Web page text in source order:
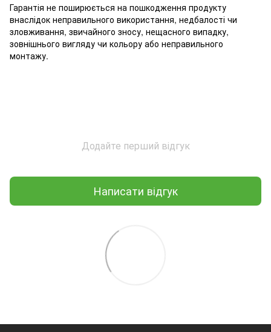
Гарантія не поширюється на пошкодження продукту
внаслідок неправильного використання, недбалості чи
зловживання, звичайного зносу, нещасного випадку,
зовнішнього вигляду чи кольору або неправильного
монтажу.
Додайте перший відгук
Написати відгук